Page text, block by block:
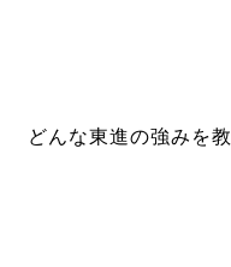
どんな東進の強みを